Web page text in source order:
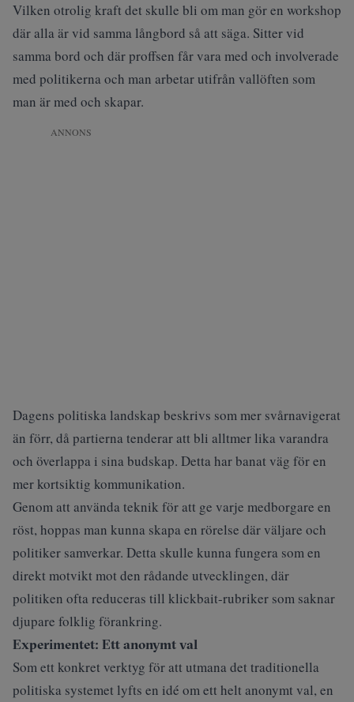
Vilken otrolig kraft det skulle bli om man gör en workshop
där alla är vid samma långbord så att säga. Sitter vid
samma bord och där proffsen får vara med och involverade
med politikerna och man arbetar utifrån vallöften som
man är med och skapar.
ANNONS
Dagens politiska landskap beskrivs som mer svårnavigerat
än förr, då partierna tenderar att bli alltmer lika varandra
och överlappa i sina budskap. Detta har banat väg för en
mer kortsiktig kommunikation.
Genom att använda teknik för att ge varje medborgare en
röst, hoppas man kunna skapa en rörelse där väljare och
politiker samverkar. Detta skulle kunna fungera som en
direkt motvikt mot den rådande utvecklingen, där
politiken ofta reduceras till klickbait-rubriker som saknar
djupare folklig förankring.
Experimentet: Ett anonymt val
Som ett konkret verktyg för att utmana det traditionella
politiska systemet lyfts en idé om ett helt anonymt val, en